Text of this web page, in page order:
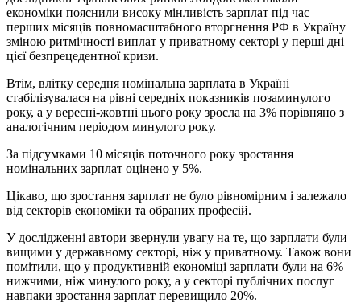
економіки пояснили високу мінливість зарплат під час
перших місяців повномасштабного вторгнення РФ в Україну
зміною ритмічності виплат у приватному секторі у перші дні
цієї безпрецедентної кризи.
Втім, влітку середня номінальна зарплата в Україні
стабілізувалася на рівні середніх показників позаминулого
року, а у вересні-жовтні цього року зросла на 3% порівняно з
аналогічним періодом минулого року.
За підсумками 10 місяців поточного року зростання
номінальних зарплат оцінено у 5%.
Цікаво, що зростання зарплат не було рівномірним і залежало
від секторів економіки та обраних професій.
У дослідженні автори звернули увагу на те, що зарплати були
вищими у державному секторі, ніж у приватному. Також вони
помітили, що у продуктивній економіці зарплати були на 6%
нижчими, ніж минулого року, а у секторі публічних послуг
навпаки зростання зарплат перевищило 20%.